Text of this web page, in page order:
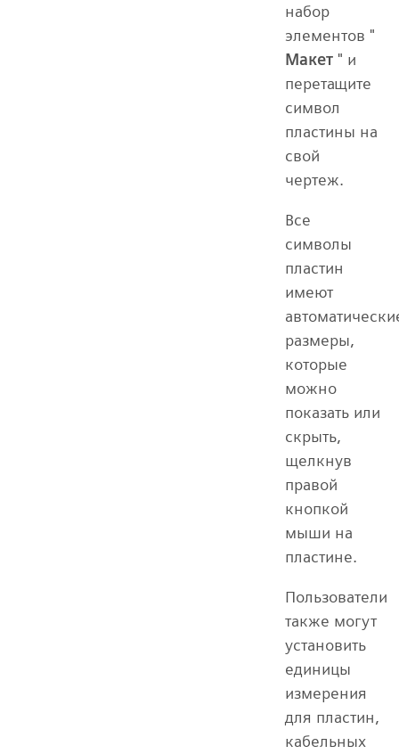
набор
элементов "
Макет " и
перетащите
символ
пластины на
свой
чертеж.
Все
символы
пластин
имеют
размеры,
которые
можно
показать или
скрыть,
щелкнув
правой
кнопкой
мыши на
пластине.
Пользователи
также могут
установить
единицы
измерения
для пластин,
кабельных